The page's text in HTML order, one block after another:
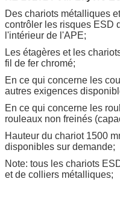
Des chariots métalliques
contrôler les risques ESD
l'intérieur de l'APE;
Les étagères et les
fil de fer chromé;
En ce qui concerne les
autres exigences
En ce qui concerne les
rouleaux non freinés
Hauteur du chariot 1500
disponibles sur demande;
Note: tous les chariots
et de colliers métalliques;